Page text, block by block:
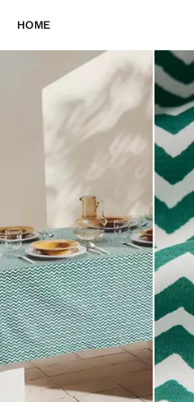
HOME